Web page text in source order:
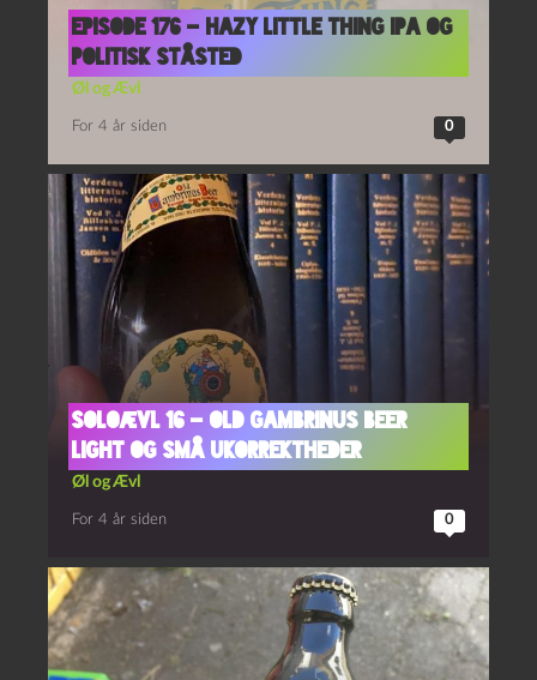
Episode 176 – Hazy Little Thing IPA og
Politisk Ståsted
Øl og Ævl
For 4 år siden 0
Soloævl 16 – Old Gambrinus Beer
Light og Små Ukorrektheder
Øl og Ævl
For 4 år siden 0